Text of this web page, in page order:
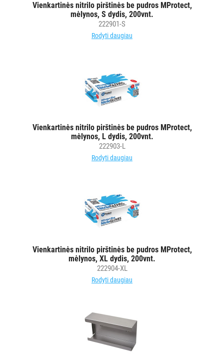
LAIKIKLIAIVienkartinės nitrilo pirštinės be pudros MProtect,
mėlynos, S dydis, 200vnt.
222901-S
Rodyti daugiau
Vienkartinės nitrilo pirštinės be pudros MProtect,
mėlynos, L dydis, 200vnt.
222903-L
Rodyti daugiau
Vienkartinės nitrilo pirštinės be pudros MProtect,
mėlynos, XL dydis, 200vnt.
222904-XL
Rodyti daugiau